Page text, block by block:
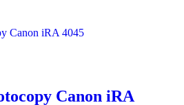
Canon iRA